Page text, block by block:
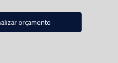
orçamento